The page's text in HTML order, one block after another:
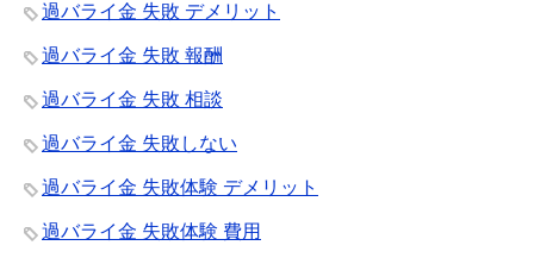
過バライ金 失敗 デメリット
過バライ金 失敗 報酬
過バライ金 失敗 相談
過バライ金 失敗しない
過バライ金 失敗体験 デメリット
過バライ金 失敗体験 費用